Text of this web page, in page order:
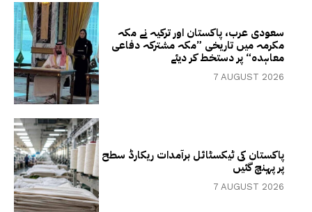
سعودی عرب، پاکستان اور ترکیہ نے مکہ
مکرمہ میں تاریخی ”مکہ مشترکہ دفاعی
معاہدہ“ پر دستخط کر دیئے
7 AUGUST 2026
پاکستان کی ٹیکسٹائل برآمدات ریکارڈ سطح
پر پہنچ گئیں
7 AUGUST 2026